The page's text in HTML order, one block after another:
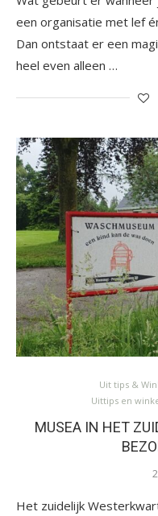
een organisatie met lef
Dan ontstaat er een
heel even alleen …
Uit tips &
Uittips en
MUSEA IN HET
Het zuidelijk